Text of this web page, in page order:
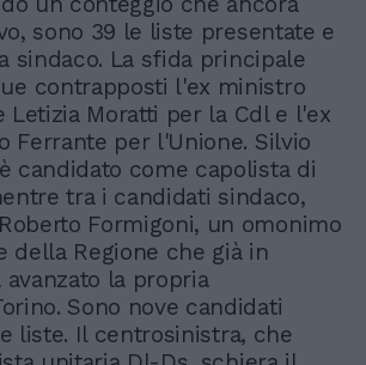
sono 39 le liste presentate e
sindaco. La sfida principale
contrapposti l'ex ministro
Letizia Moratti per la Cdl e l'ex
Ferrante per l'Unione. Silvio
candidato come capolista di
tra i candidati sindaco,
Formigoni, un omonimo
della Regione che già in
avanzato la propria
Sono nove candidati
liste. Il centrosinistra, che